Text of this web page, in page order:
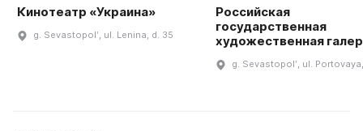
Кинотеатр «Украина»
g. Sevastopolʹ, ul. Lenina, d. 35
Российская
государственная
художественная
g. Sevastopolʹ, ul.